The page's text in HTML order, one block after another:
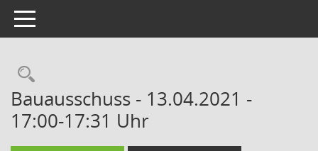
Toggle navigation
Rechercheauswahl
Bauausschuss - 13.04.2021 -
17:00-17:31 Uhr